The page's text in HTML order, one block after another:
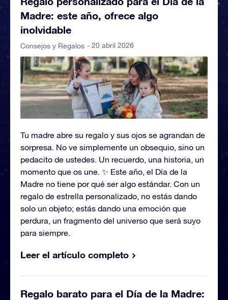
Madre: este año, ofrece algo
inolvidable
Consejos y Regalos - 20 abril 2026
Tu madre abre su regalo y sus ojos se agrandan de
sorpresa. No ve simplemente un obsequio, sino un
pedacito de ustedes. Un recuerdo, una historia, un
momento que os une. ✨ Este año, el Día de la
Madre no tiene por qué ser algo estándar. Con un
regalo de estrella personalizado, no estás dando
solo un objeto; estás dando una emoción que
perdura, un fragmento del universo que será suyo
para siempre.
Leer el artículo completo
Regalo barato para el Día de la Madre: